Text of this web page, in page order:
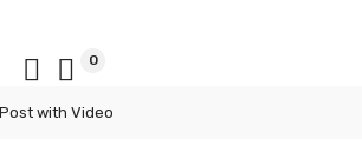
0
Post with Video